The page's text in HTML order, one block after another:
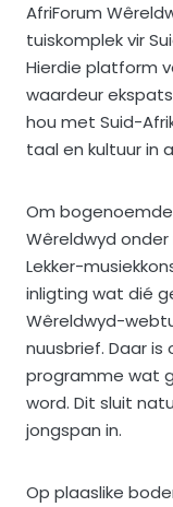
AfriForum
tuiskomplek vir
Hierdie platform
waardeur
hou met Suid-
taal en kultuur in
Om
Wêreldwyd onder
Lekker-
inligting wat dié
Wêreldwyd-
nuusbrief. Daar
programme wat
word. Dit sluit
jongspan in.
Op plaaslike